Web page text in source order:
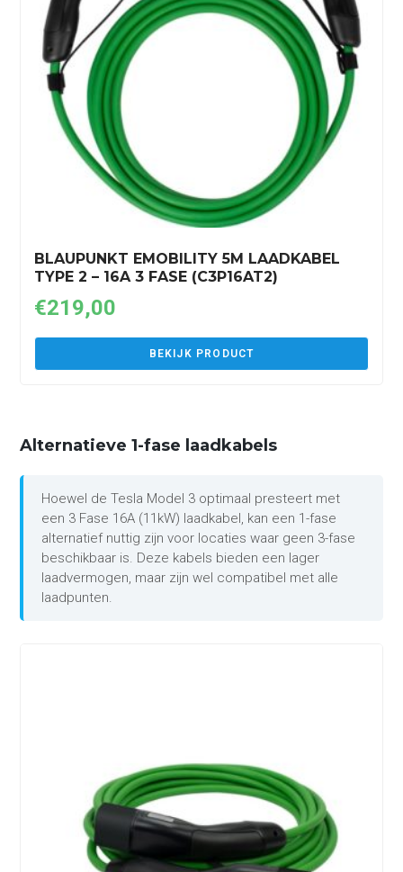
BLAUPUNKT EMOBILITY 5M LAADKABEL
TYPE 2 – 16A 3 FASE (C3P16AT2)
€219,00
BEKIJK PRODUCT
Alternatieve 1-fase laadkabels
Hoewel de Tesla Model 3 optimaal presteert met
een 3 Fase 16A (11kW) laadkabel, kan een 1-fase
alternatief nuttig zijn voor locaties waar geen 3-fase
beschikbaar is. Deze kabels bieden een lager
laadvermogen, maar zijn wel compatibel met alle
laadpunten.